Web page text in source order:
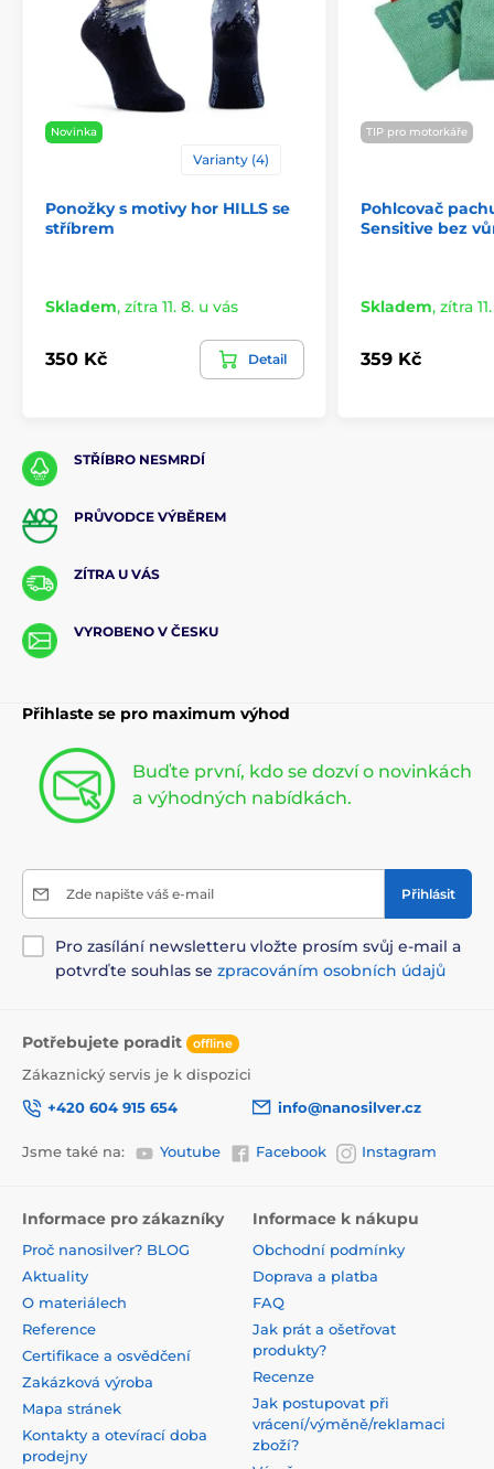
Novinka
Varianty (4)
Ponožky s motivy hor HILLS se
stříbrem
Skladem, zítra 11. 8. u vás
350 Kč Detail
TIP pro motorkáře
Pohlcovač
Sensitive bez
Skladem, zítra
359 Kč
STŘÍBRO NESMRDÍ
PRŮVODCE VÝBĚREM
ZÍTRA U VÁS
VYROBENO V ČESKU
Přihlaste se pro maximum výhod
Buďte první, kdo se dozví o novinkách
a výhodných nabídkách.
Zde napište váš e-mail Přihlásit
Pro zasílání newsletteru vložte prosím svůj e-mail a
potvrďte souhlas se zpracováním osobních údajů
Potřebujete poradit offline
Zákaznický servis je k dispozici
+420 604 915 654
info@nanosilver.cz
Jsme také na: Youtube Facebook Instagram
Informace pro zákazníky
Proč nanosilver? BLOG
Aktuality
O materiálech
Reference
Certifikace a osvědčení
Zakázková výroba
Mapa stránek
Kontakty a otevírací doba
prodejny
Informace k nákupu
Obchodní podmínky
Doprava a platba
FAQ
Jak prát a ošetřovat
produkty?
Recenze
Jak postupovat při
vrácení/výměně/reklamaci
zboží?